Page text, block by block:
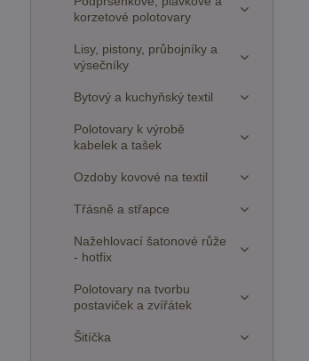
korzetové polotovary
Lisy, pistony, průbojníky a
výsečníky
Bytový a kuchyňský textil
Polotovary k výrobě
kabelek a tašek
Ozdoby kovové na textil
Třásně a střapce
Nažehlovací šatonové růže
- hotfix
Polotovary na tvorbu
postaviček a zvířátek
Šitíčka